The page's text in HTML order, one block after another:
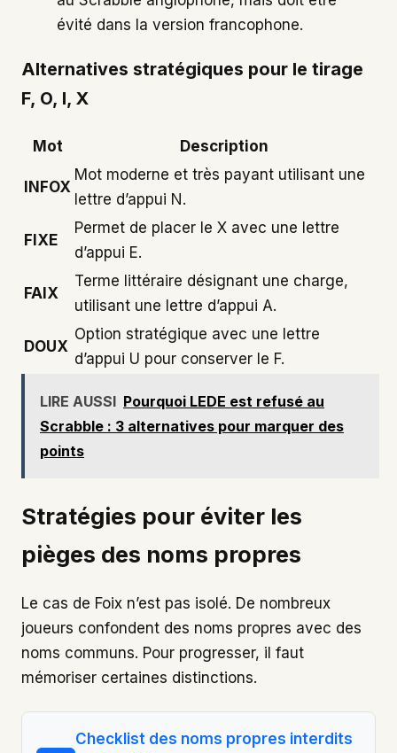
évité dans la version francophone.
Alternatives stratégiques pour le tirage
F, O, I, X
Mot Description
INFOX
Mot moderne et très payant utilisant une
lettre d’appui N.
FIXE
Permet de placer le X avec une lettre
d’appui E.
FAIX
Terme littéraire désignant une charge,
utilisant une lettre d’appui A.
DOUX
Option stratégique avec une lettre
d’appui U pour conserver le F.
LIRE AUSSI Pourquoi LEDE est refusé au
Scrabble : 3 alternatives pour marquer des
points
Stratégies pour éviter les
pièges des noms propres
Le cas de Foix n’est pas isolé. De nombreux
joueurs confondent des noms propres avec des
noms communs. Pour progresser, il faut
mémoriser certaines distinctions.
Checklist des noms propres interdits